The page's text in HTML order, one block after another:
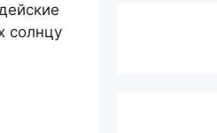
солнцу